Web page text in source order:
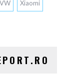
VW Xiaomi